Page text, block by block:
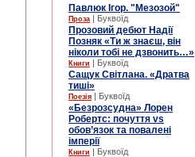
Павлюк Ігор. "Мезозой"
Проза | Буквоїд
Прозовий дебют Надії
Позняк «Ти ж знаєш, він
ніколи тобі не дзвонить…»
Книги | Буквоїд
Сащук Світлана. «Дратва
тиші»
Поезія | Буквоїд
«Безрозсудна» Лорен
Робертс: почуття vs
обов’язок та повалені
імперії
Книги | Буквоїд